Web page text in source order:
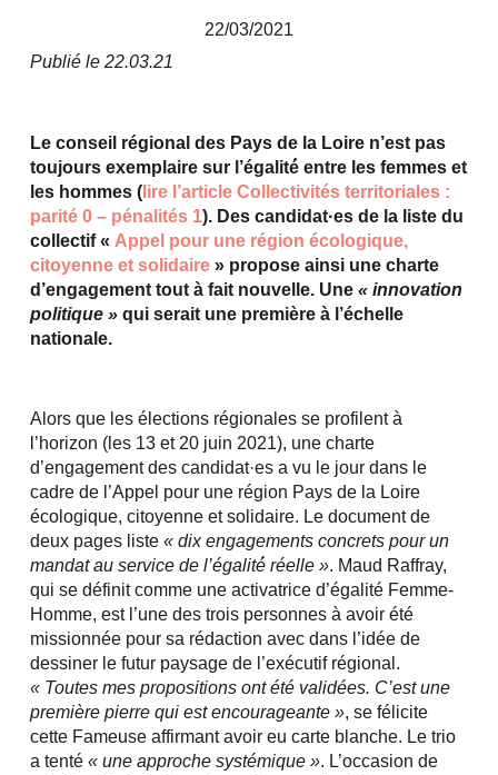
22/03/2021
Publié le 22.03.21
Le conseil régional des Pays de la Loire n’est pas
toujours exemplaire sur l’égalité́ entre les femmes et
les hommes (lire l’article Collectivités territoriales :
parité 0 – pénalités 1). Des candidat·es de la liste du
collectif « Appel pour une région écologique,
citoyenne et solidaire» propose ainsi une charte
d’engagement tout à fait nouvelle. Une « innovation
politique »qui serait une première à l’échelle
nationale.
Alors que les élections régionales se profilent à
l’horizon (les 13 et 20 juin 2021), une charte
d’engagement des candidat·es a vu le jour dans le
cadre de l’Appel pour une région Pays de la Loire
écologique, citoyenne et solidaire. Le document de
deux pages liste « dix engagements concrets pour un
mandat au service de l’égalité́ réelle ». Maud Raffray,
qui se définit comme une activatrice d’égalité Femme-
Homme, est l’une des trois personnes à avoir été
missionnée pour sa rédaction avec dans l’idée de
dessiner le futur paysage de l’exécutif régional.
« Toutes mes propositions ont été validées. C’est une
première pierre qui est encourageante », se félicite
cette Fameuse affirmant avoir eu carte blanche. Le trio
a tenté « une approche systémique ». L’occasion de